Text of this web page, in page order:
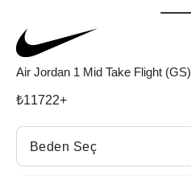
Air Jordan 1 Mid Take Flight (GS)
₺11722+
Beden Seç
Beden Seç